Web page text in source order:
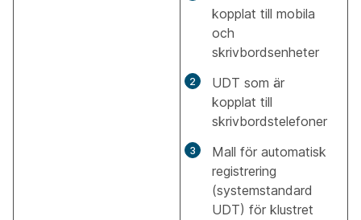
kopplat till mobila
och
skrivbordsenheter
UDT som är
kopplat till
skrivbordstelefoner
Mall för automatisk
registrering
(systemstandard
UDT) för klustret